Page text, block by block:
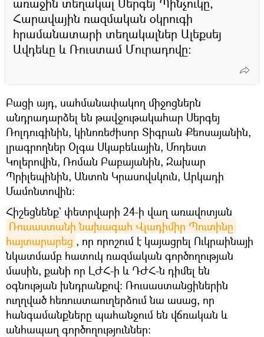
Հարավային ռազմական օկրուգի
հրամանատարի տեղակալներ Ալեքսեյ
Ավդեևը և Ռուստամ Մուրադովը։
Բացի այդ, սահմանափակող միջոցներն
անդրադարձել են թավջութակահար Սերգեյ
Ռոլդուգինին, կինոռեժիսոր Տիգրան Քեոսայանին,
լրագրողներ Օլգա Սկաբեևային, Մոդեստ
Կոլերովին, Ռոման Բաբայանին, Զախար
Պրիլեպինին, Անտոն Կրասովսկուն, Արկադի
Մամոնտովին:
Հիշեցնենք` փետրվարի 24-ի վաղ առավոտյան
Ռուսաստանի նախագահ Վլադիմիր Պուտինը
հայտարարեց , որ որոշում է կայացրել Ուկրաինայի
նկատմամբ հատուկ ռազմական գործողության
մասին, քանի որ ԼԺՀ-ի և ԴԺՀ-ն դիմել են
օգնության խնդրանքով։ Ռուսաստանցիներին
ուղղված հեռուստաուղերձում նա ասաց, որ
հանգամանքները պահանջում են վճռական և
անհապաղ գործողություններ։